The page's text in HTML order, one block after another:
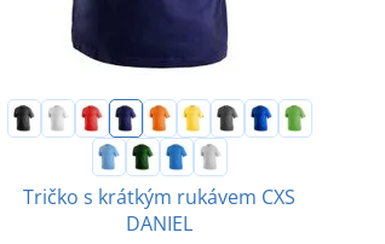
Tričko s krátkým rukávem CXS
DANIEL